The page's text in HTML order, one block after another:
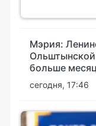
Мэрия:
Ольштынской
больше
сегодня, 17:46